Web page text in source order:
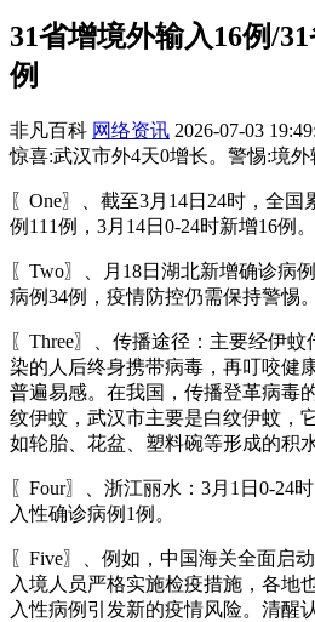
31省增境外输入16例/
例
非凡百科 网络资讯 2026-07-03
惊喜:武汉市外4天0增长。警惕:境
〖One〗、截至3月14日24时，全
例111例，3月14日0-24时新增16例。
〖Two〗、月18日湖北新增确诊病
病例34例，疫情防控仍需保持警惕。
〖Three〗、传播途径：主要经伊
染的人后终身携带病毒，再叮咬健
普遍易感。在我国，传播登革病毒
纹伊蚊，武汉市主要是白纹伊蚊，
如轮胎、花盆、塑料碗等形成的积水
〖Four〗、浙江丽水：3月1日0-24
入性确诊病例1例。
〖Five〗、例如，中国海关全面启
入境人员严格实施检疫措施，各地
入性病例引发新的疫情风险。清醒